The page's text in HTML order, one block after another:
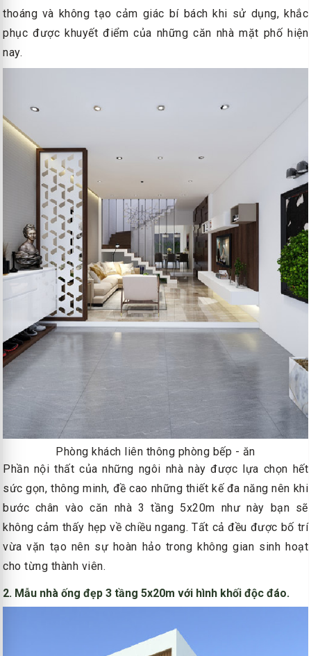
thoáng và không tạo cảm giác bí bách khi sử dụng, khắc
phục được khuyết điểm của những căn nhà mặt phố hiện
nay.
Phòng khách liên thông phòng bếp - ăn
Phần nội thất của những ngôi nhà này được lựa chọn hết
sức gọn, thông minh, đề cao những thiết kế đa năng nên khi
bước chân vào căn nhà 3 tầng 5x20m như này bạn sẽ
không cảm thấy hẹp về chiều ngang. Tất cả đều được bố trí
vừa vặn tạo nên sự hoàn hảo trong không gian sinh hoạt
cho từng thành viên.
2. Mẫu nhà ống đẹp 3 tầng 5x20m với hình khối độc đáo.